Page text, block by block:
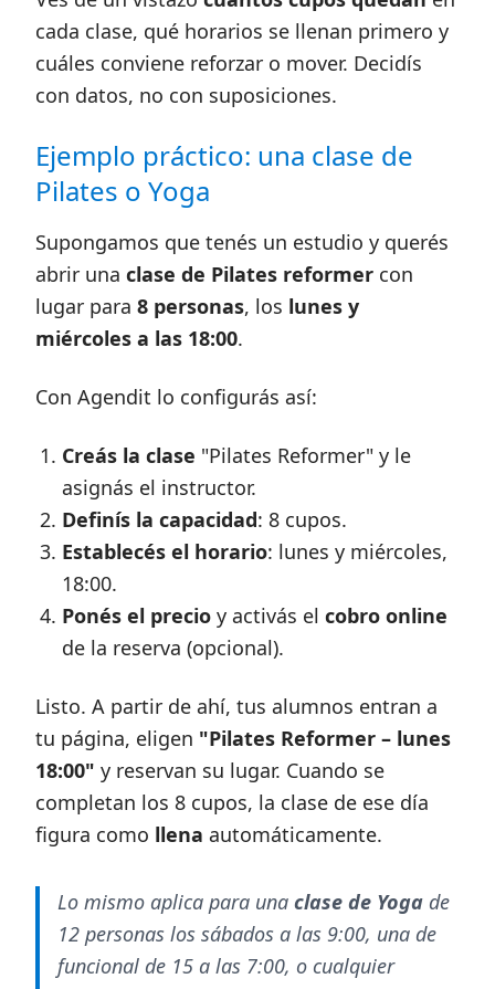
cada clase, qué horarios se llenan primero y
cuáles conviene reforzar o mover. Decidís
con datos, no con suposiciones.
Ejemplo práctico: una clase de
Pilates o Yoga
Supongamos que tenés un estudio y querés
abrir una clase de Pilates reformer con
lugar para 8 personas, los lunes y
miércoles a las 18:00.
Con Agendit lo configurás así:
Creás la clase "Pilates Reformer" y le
asignás el instructor.
Definís la capacidad: 8 cupos.
Establecés el horario: lunes y miércoles,
18:00.
Ponés el precio y activás el cobro online
de la reserva (opcional).
Listo. A partir de ahí, tus alumnos entran a
tu página, eligen "Pilates Reformer – lunes
18:00" y reservan su lugar. Cuando se
completan los 8 cupos, la clase de ese día
figura como llena automáticamente.
Lo mismo aplica para una clase de Yoga de
12 personas los sábados a las 9:00, una de
funcional de 15 a las 7:00, o cualquier